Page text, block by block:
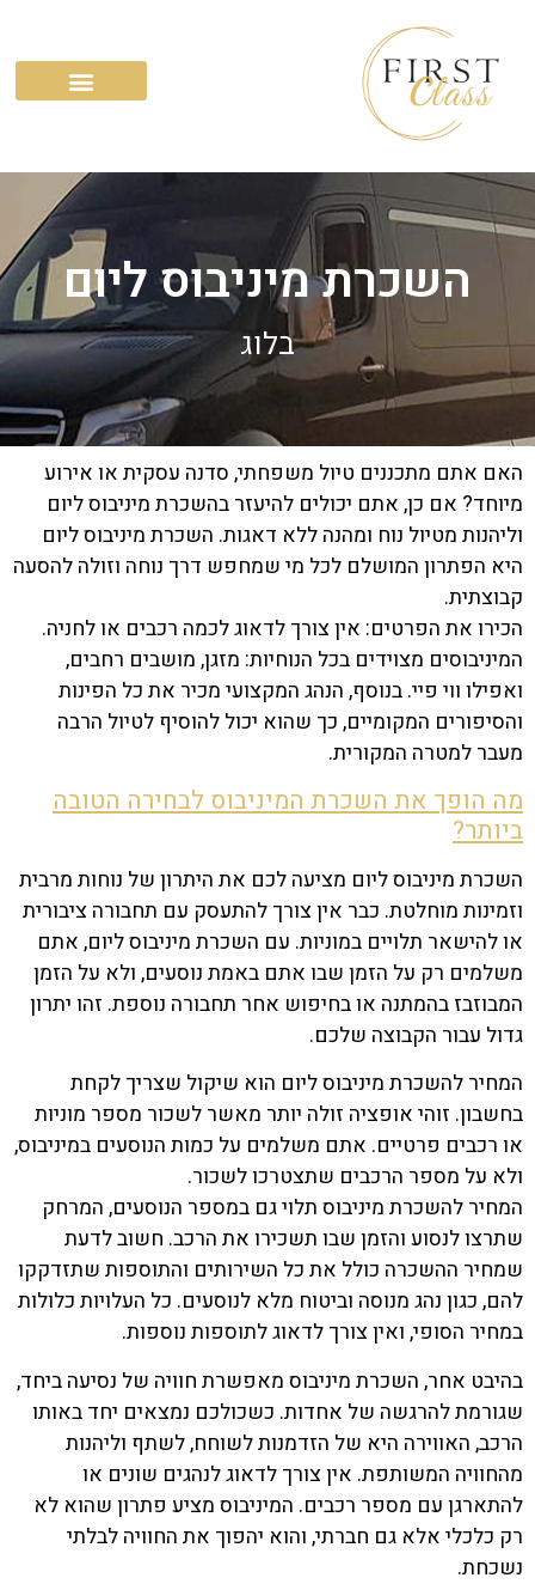
השכרת מיניבוס ליום
בלוג
האם אתם מתכננים טיול משפחתי, סדנה עסקית או אירוע
מיוחד? אם כן, אתם יכולים להיעזר בהשכרת מיניבוס ליום
וליהנות מטיול נוח ומהנה ללא דאגות. השכרת מיניבוס ליום
היא הפתרון המושלם לכל מי שמחפש דרך נוחה וזולה להסעה
קבוצתית.
הכירו את הפרטים: אין צורך לדאוג לכמה רכבים או לחניה.
המיניבוסים מצוידים בכל הנוחיות: מזגן, מושבים רחבים,
ואפילו ווי פיי. בנוסף, הנהג המקצועי מכיר את כל הפינות
והסיפורים המקומיים, כך שהוא יכול להוסיף לטיול הרבה
מעבר למטרה המקורית.
מה הופך את השכרת המיניבוס לבחירה הטובה
ביותר?
השכרת מיניבוס ליום מציעה לכם את היתרון של נוחות מרבית
וזמינות מוחלטת. כבר אין צורך להתעסק עם תחבורה ציבורית
או להישאר תלויים במוניות. עם השכרת מיניבוס ליום, אתם
משלמים רק על הזמן שבו אתם באמת נוסעים, ולא על הזמן
המבוזבז בהמתנה או בחיפוש אחר תחבורה נוספת. זהו יתרון
גדול עבור הקבוצה שלכם.
המחיר להשכרת מיניבוס ליום הוא שיקול שצריך לקחת
בחשבון. זוהי אופציה זולה יותר מאשר לשכור מספר מוניות
או רכבים פרטיים. אתם משלמים על כמות הנוסעים במיניבוס,
ולא על מספר הרכבים שתצטרכו לשכור.
המחיר להשכרת מיניבוס תלוי גם במספר הנוסעים, המרחק
שתרצו לנסוע והזמן שבו תשכירו את הרכב. חשוב לדעת
שמחיר ההשכרה כולל את כל השירותים והתוספות שתזדקקו
להם, כגון נהג מנוסה וביטוח מלא לנוסעים. כל העלויות כלולות
במחיר הסופי, ואין צורך לדאוג לתוספות נוספות.
בהיבט אחר, השכרת מיניבוס מאפשרת חוויה של נסיעה ביחד,
שגורמת להרגשה של אחדות. כשכולכם נמצאים יחד באותו
הרכב, האווירה היא של הזדמנות לשוחח, לשתף וליהנות
מהחוויה המשותפת. אין צורך לדאוג לנהגים שונים או
להתארגן עם מספר רכבים. המיניבוס מציע פתרון שהוא לא
רק כלכלי אלא גם חברתי, והוא יהפוך את החוויה לבלתי
נשכחת.